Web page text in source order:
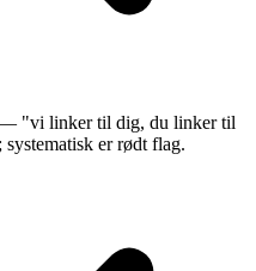
"vi linker til dig, du linker til
er rødt flag.